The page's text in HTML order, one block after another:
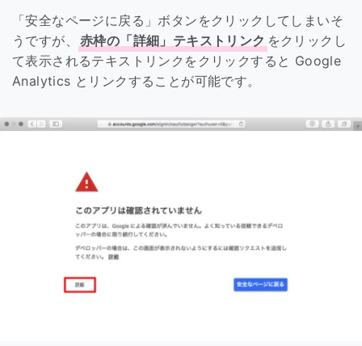
「安全なページに戻る」ボタンをクリックしてしまいそ
うですが、 赤枠の「詳細」テキストリンク をクリックし
て表示されるテキストリンクをクリックすると Google
Analytics とリンクすることが可能です。